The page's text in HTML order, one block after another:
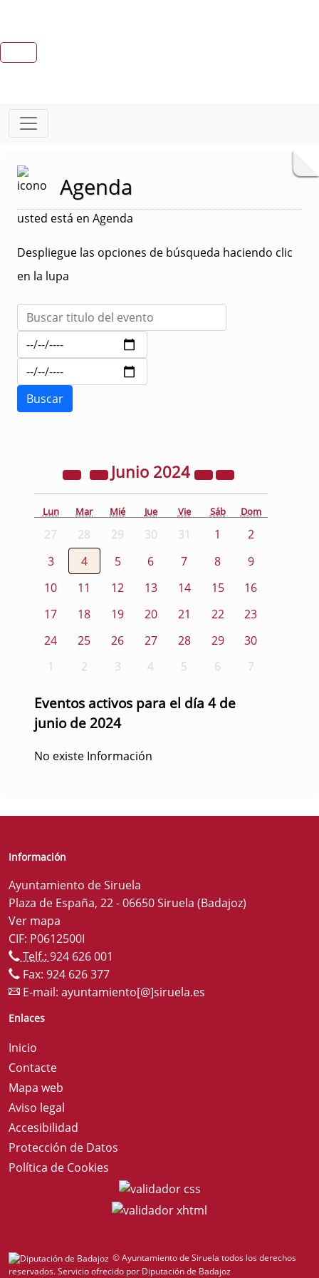
Agenda
usted está en Agenda
Despliegue las opciones de búsqueda haciendo clic
en la lupa
Junio 2024
Lun Mar Mié Jue Vie Sáb Dom
27 28 29 30 31 1
2
3
4 5 6 7 8
9
10
11 12 13 14 15
16
17
18 19 20 21 22
23
24
25 26 27 28 29
30
1
2 3 4 5 6 7
Eventos activos para el día 4 de
junio de 2024
No existe Información
Información
Ayuntamiento de Siruela
Plaza de España, 22 - 06650 Siruela (Badajoz)
Ver mapa
CIF: P0612500I
Telf.: 924 626 001
Fax: 924 626 377
E-mail: ayuntamiento[@]siruela.es
Enlaces
Inicio
Contacte
Mapa web
Aviso legal
Accesibilidad
Protección de Datos
Política de Cookies
© Ayuntamiento de Siruela todos los derechos
reservados.Servicio ofrecido por Diputación de Badajoz